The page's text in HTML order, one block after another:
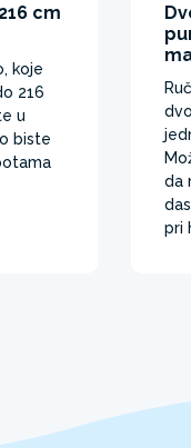
cm
koje
216
u
biste
da
pri